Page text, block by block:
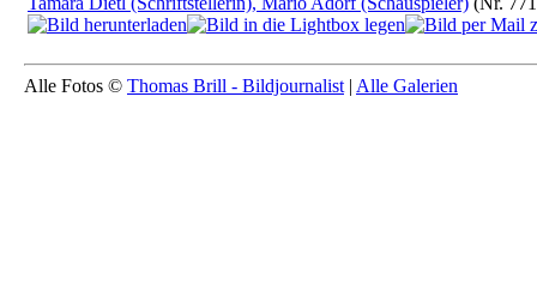
Alle Fotos © Thomas Brill - Bildjournalist | Alle Galerien